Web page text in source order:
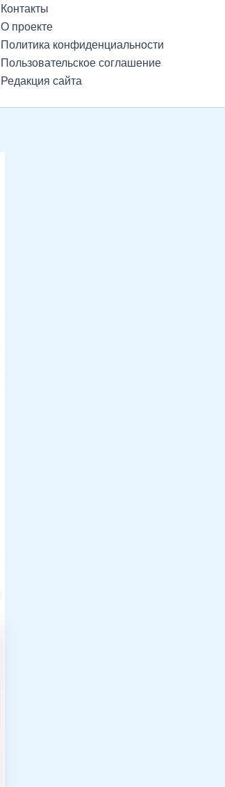
Контакты
О проекте
Политика конфиденциальности
Пользовательское соглашение
Редакция сайта